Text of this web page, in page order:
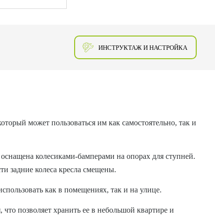
ИНСТРУКТАЖ И НАСТРОЙКА
может пользоваться им как самостоятельно, так и
колесиками-бамперами на опорах для ступней.
задние колеса кресла смещены.
как в помещениях, так и на улице.
позволяет хранить ее в небольшой квартире и